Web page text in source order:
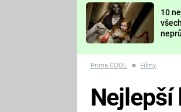
FUTURAMA
10
Prima COOL ■ Filmy
Nejlepší